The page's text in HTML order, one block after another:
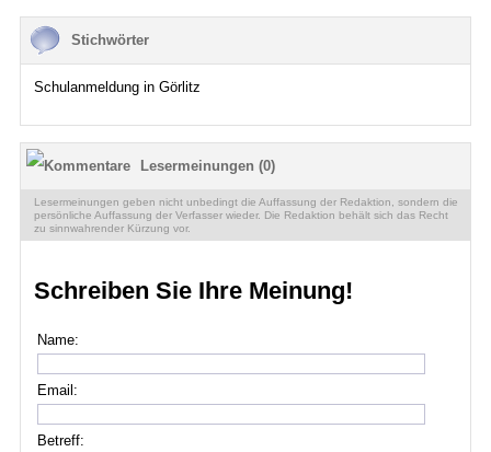
Stichwörter
Schulanmeldung in Görlitz
Lesermeinungen (0)
Lesermeinungen geben nicht unbedingt die Auffassung der Redaktion, sondern die
persönliche Auffassung der Verfasser wieder. Die Redaktion behält sich das Recht
zu sinnwahrender Kürzung vor.
Schreiben Sie Ihre Meinung!
Name:
Email:
Betreff: